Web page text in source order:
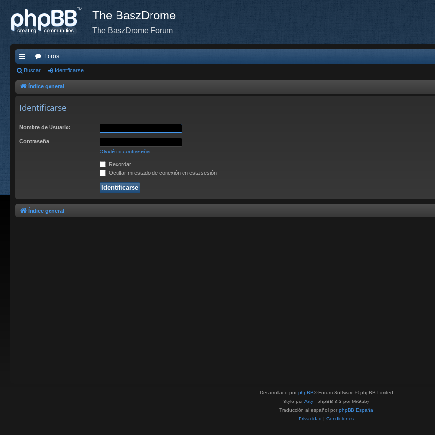
The BaszDrome
The BaszDrome Forum
nl
ac
pi
do
Foros
Buscar Identificarse
Índice general
Identificarse
Nombre de Usuario:
Contraseña:
Olvidé mi contraseña
Recordar
Ocultar mi estado de conexión en esta sesión
Índice general
Desarrollado por phpBB® Forum Software © phpBB Limited
Style por Arty - phpBB 3.3 por MrGaby
Traducción al español por phpBB España
Privacidad | Condiciones